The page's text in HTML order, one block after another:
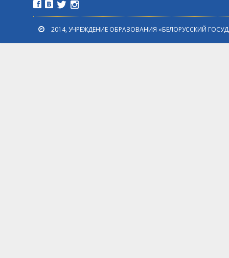
2014, УЧРЕЖДЕНИЕ ОБРАЗОВАНИЯ «БЕЛОРУССКИЙ